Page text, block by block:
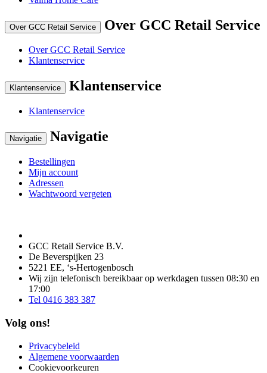
Over GCC Retail Service Over GCC Retail Service
Over GCC Retail Service
Klantenservice
Klantenservice Klantenservice
Klantenservice
Navigatie Navigatie
Bestellingen
Mijn account
Adressen
Wachtwoord vergeten
GCC Retail Service B.V.
De Beverspijken 23
5221 EE, ‘s-Hertogenbosch
Wij zijn telefonisch bereikbaar op werkdagen tussen 08:30 en
17:00
Tel 0416 383 387
Volg ons!
Privacybeleid
Algemene voorwaarden
Cookievoorkeuren